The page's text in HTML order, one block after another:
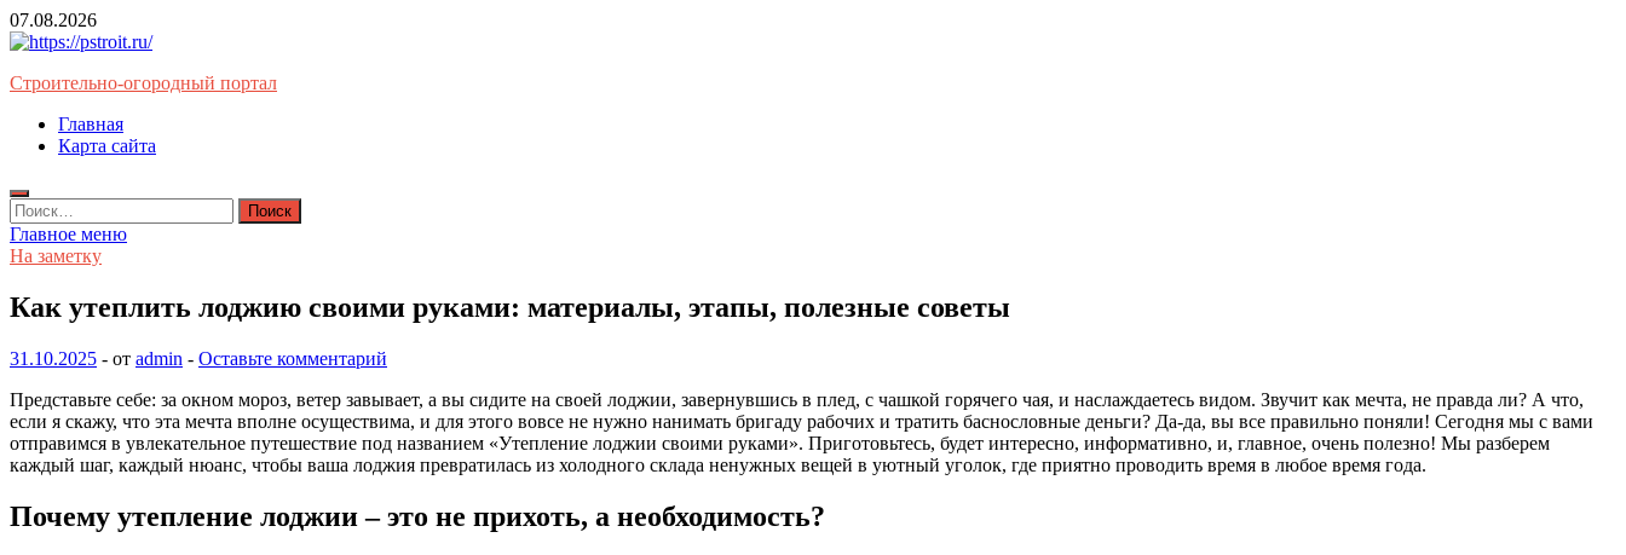
Перейти
к
07.08.2026
Строительно-огородный портал
Главная
Карта сайта
Найти:
Главное меню
На заметку
Как утеплить лоджию своими руками: материалы, этапы, полезные советы
31.10.2025 - от admin - Оставьте комментарий
Представьте себе: за окном мороз, ветер завывает, а вы сидите на своей лоджии, завернувшись в плед, с чашкой горячего чая, и наслаждаетесь видом. Звучит как мечта, не правда ли? А что,
если я скажу, что эта мечта вполне осуществима, и для этого вовсе не нужно нанимать бригаду рабочих и тратить баснословные деньги? Да-да, вы все правильно поняли! Сегодня мы с вами
отправимся в увлекательное путешествие под названием «Утепление лоджии своими руками». Приготовьтесь, будет интересно, информативно, и, главное, очень полезно! Мы разберем
каждый шаг, каждый нюанс, чтобы ваша лоджия превратилась из холодного склада ненужных вещей в уютный уголок, где приятно проводить время в любое время года.
Почему утепление лоджии – это не прихоть, а необходимость?